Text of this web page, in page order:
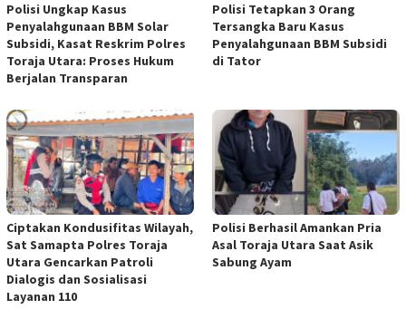
Polisi Ungkap Kasus
Penyalahgunaan BBM Solar
Subsidi, Kasat Reskrim Polres
Toraja Utara: Proses Hukum
Berjalan Transparan
Polisi Tetapkan 3 Orang
Tersangka Baru Kasus
Penyalahgunaan BBM Subsidi
di Tator
Ciptakan Kondusifitas Wilayah,
Sat Samapta Polres Toraja
Utara Gencarkan Patroli
Dialogis dan Sosialisasi
Layanan 110
Polisi Berhasil Amankan Pria
Asal Toraja Utara Saat Asik
Sabung Ayam